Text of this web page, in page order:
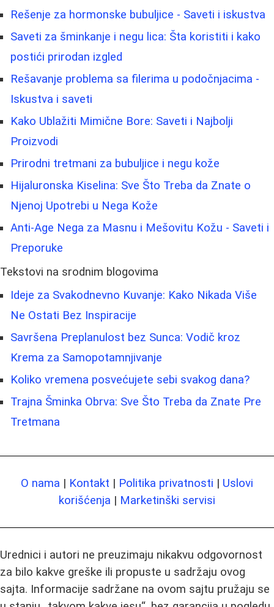
Rešenje za hormonske bubuljice - Saveti i iskustva
Saveti za šminkanje i negu lica: Šta koristiti i kako
postići prirodan izgled
Rešavanje problema sa filerima u podočnjacima -
Iskustva i saveti
Kako Ublažiti Mimične Bore: Saveti i Najbolji
Proizvodi
Prirodni tretmani za bubuljice i negu kože
Hijaluronska Kiselina: Sve Što Treba da Znate o
Njenoj Upotrebi u Nega Kože
Anti-Age Nega za Masnu i Mešovitu Kožu - Saveti i
Preporuke
Tekstovi na srodnim blogovima
Ideje za Svakodnevno Kuvanje: Kako Nikada Više
Ne Ostati Bez Inspiracije
Savršena Preplanulost bez Sunca: Vodič kroz
Krema za Samopotamnjivanje
Koliko vremena posvećujete sebi svakog dana?
Trajna Šminka Obrva: Sve Što Treba da Znate Pre
Tretmana
O nama | Kontakt | Politika privatnosti | Uslovi
korišćenja | Marketinški servisi
Urednici i autori ne preuzimaju nikakvu odgovornost
za bilo kakve greške ili propuste u sadržaju ovog
sajta. Informacije sadržane na ovom sajtu pružaju se